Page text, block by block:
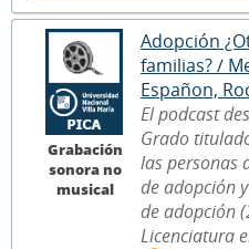
Grabación
sonora no
musical
Adopción
familias? /
Españon,
El podcast
Grado
las personas
de adopción
de adopción
Licenciatura